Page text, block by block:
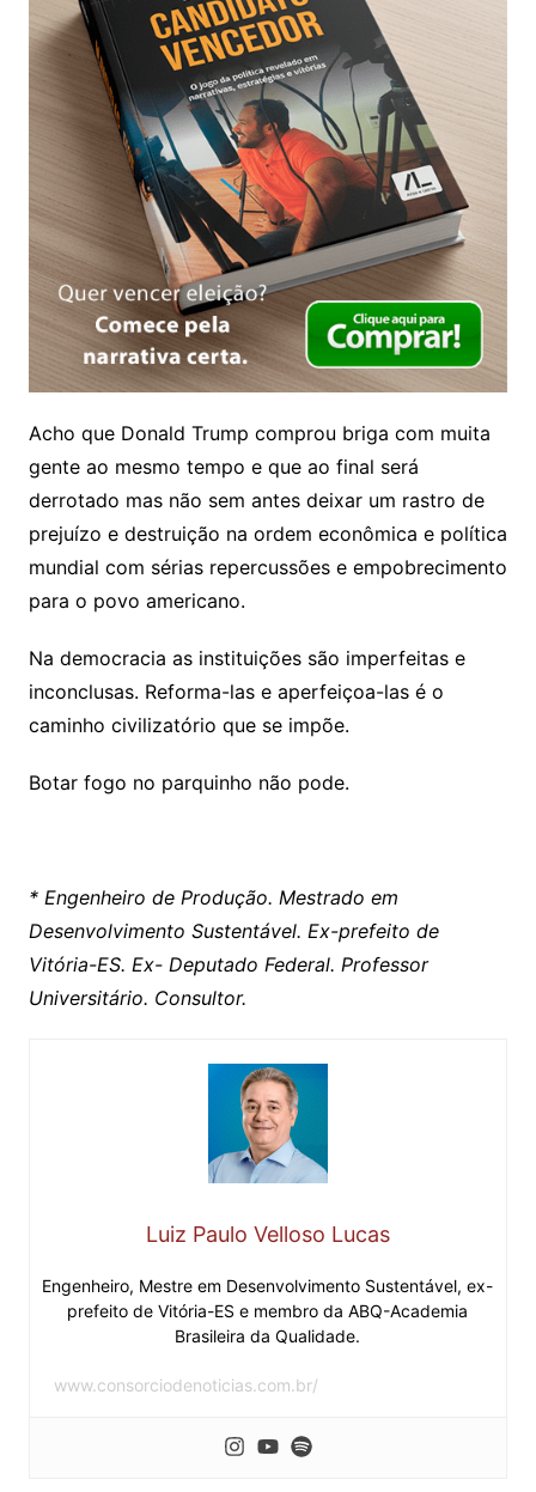
Acho que Donald Trump comprou briga com muita
gente ao mesmo tempo e que ao final será
derrotado mas não sem antes deixar um rastro de
prejuízo e destruição na ordem econômica e política
mundial com sérias repercussões e empobrecimento
para o povo americano.
Na democracia as instituições são imperfeitas e
inconclusas. Reforma-las e aperfeiçoa-las é o
caminho civilizatório que se impõe.
Botar fogo no parquinho não pode.
* Engenheiro de Produção. Mestrado em
Desenvolvimento Sustentável. Ex-prefeito de
Vitória-ES. Ex- Deputado Federal. Professor
Universitário. Consultor.
Luiz Paulo Velloso Lucas
Engenheiro, Mestre em Desenvolvimento Sustentável, ex-
prefeito de Vitória-ES e membro da ABQ-Academia
Brasileira da Qualidade.
www.consorciodenoticias.com.br/